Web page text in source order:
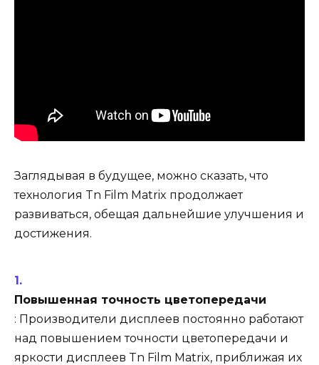
Заглядывая в будущее, можно сказать, что
технология Tn Film Matrix продолжает
развиваться, обещая дальнейшие улучшения и
достижения.
Повышенная точность цветопередачи
: Производители дисплеев постоянно работают
над повышением точности цветопередачи и
яркости дисплеев Tn Film Matrix, приближая их